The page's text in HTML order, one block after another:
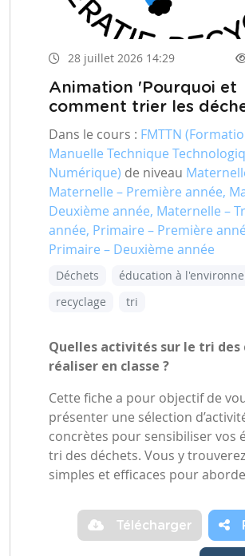
28 juillet 2026 14:29
Animation 'Pourquoi et
comment trier les
Dans le cours : FMTTN
Manuelle Technique
Numérique) de niveau
Maternelle – Première année,
Deuxième année, Maternelle –
année, Primaire – Première
Primaire – Deuxième année
Déchets
éducation à
recyclage
tri
Quelles activités sur le tri des
réaliser en classe ?
Cette fiche a pour objectif de
présenter une sélection
concrètes pour sensibiliser vos
tri des déchets. Vous y
simples et efficaces pour
Télécharger